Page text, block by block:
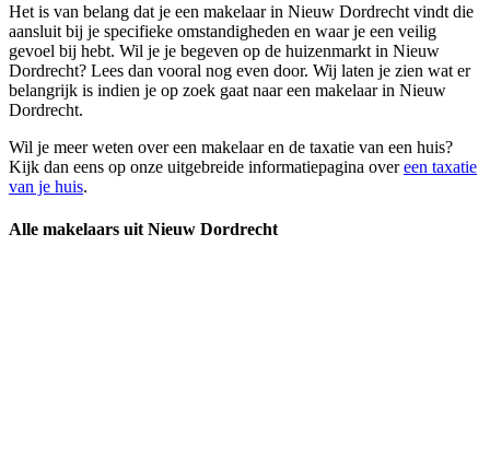
Het is van belang dat je een makelaar in Nieuw Dordrecht vindt die
aansluit bij je specifieke omstandigheden en waar je een veilig
gevoel bij hebt. Wil je je begeven op de huizenmarkt in Nieuw
Dordrecht? Lees dan vooral nog even door. Wij laten je zien wat er
belangrijk is indien je op zoek gaat naar een makelaar in Nieuw
Dordrecht.
Wil je meer weten over een makelaar en de taxatie van een huis?
Kijk dan eens op onze uitgebreide informatiepagina overeen taxatie
van je huis.
Alle makelaars uit Nieuw Dordrecht